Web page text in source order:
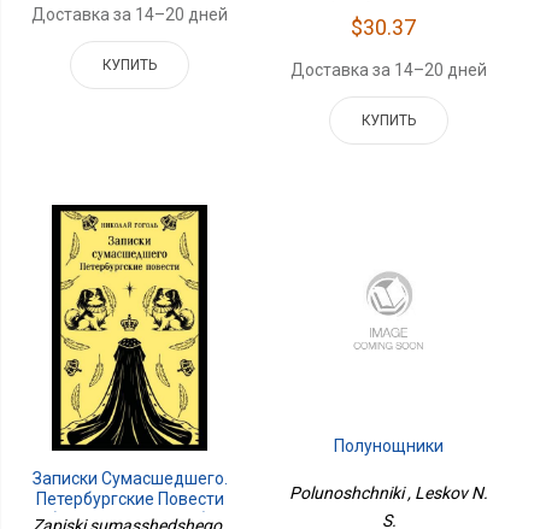
Доставка за 14–20 дней
КУПИТЬ
$30.37
Доставка за 14–20 дней
КУПИТЬ
Записки Сумасшедшего.
Петербургские Повести
(с Иллюстрациями)
Полунощники
Polunoshchniki , Leskov N.
S.